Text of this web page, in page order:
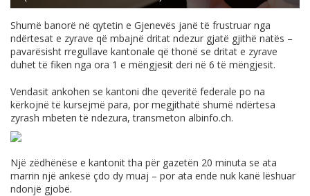
Shumë banorë në qytetin e Gjenevës janë të frustruar nga
ndërtesat e zyrave që mbajnë dritat ndezur gjatë gjithë natës –
pavarësisht rregullave kantonale që thonë se dritat e zyrave
duhet të fiken nga ora 1 e mëngjesit deri në 6 të mëngjesit.
Vendasit ankohen se kantoni dhe qeveritë federale po na
kërkojnë të kursejmë para, por megjithatë shumë ndërtesa
zyrash mbeten të ndezura, transmeton albinfo.ch.
Një zëdhënëse e kantonit tha për gazetën 20 minuta se ata
marrin një ankesë çdo dy muaj – por ata ende nuk kanë lëshuar
ndonjë gjobë.